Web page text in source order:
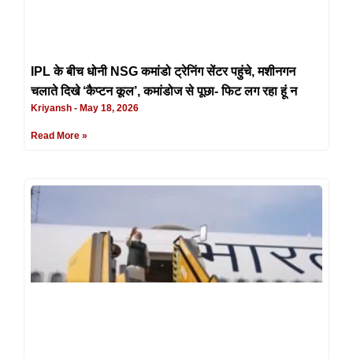
IPL के बीच धोनी NSG कमांडो ट्रेनिंग सेंटर पहुंचे, मशीनगन
चलाते दिखे ‘कैप्टन कूल’, कमांडोज से पूछा- फिट लग रहा हूं न
Kriyansh May 18, 2026
Read More »